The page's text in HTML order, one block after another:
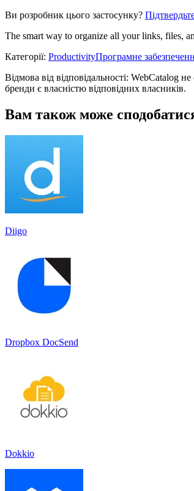
Ви розробник цього застосунку?
The smart way to organize all your links, files,
Категорії: ProductivityПрограмне
Відмова від відповідальності: WebCatalog
бренди є власністю відповідних власників.
Вам також може
Diigo
Dropbox DocSend
Dokkio